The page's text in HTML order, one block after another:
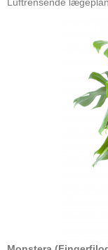
Luftrensende